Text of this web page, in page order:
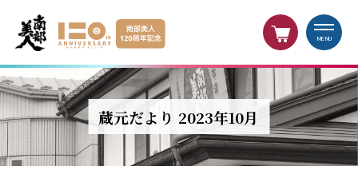
MENU
蔵元だより 2023年10月